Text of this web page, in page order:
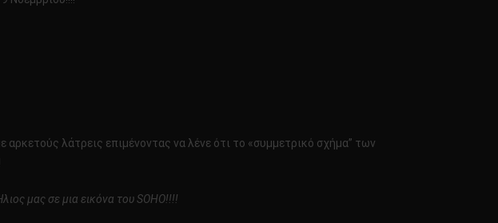
λάτρεις επιμένοντας να λένε ότι το «συμμετρικό σχήμα” των
μας σε μια εικόνα του SOHO!!!!